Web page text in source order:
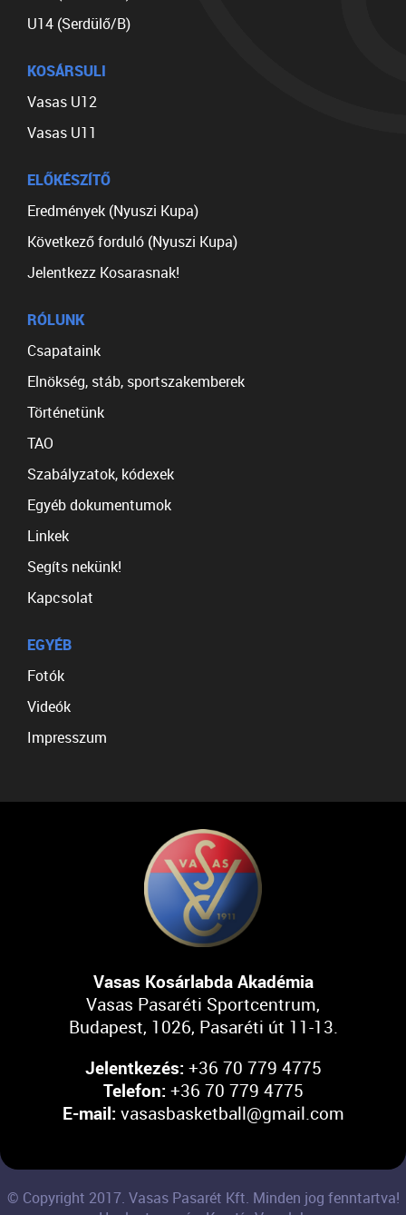
U14 (Serdülő/B)
KOSÁRSULI
Vasas U12
Vasas U11
ELŐKÉSZÍTŐ
Eredmények (Nyuszi Kupa)
Következő forduló (Nyuszi Kupa)
Jelentkezz Kosarasnak!
RÓLUNK
Csapataink
Elnökség, stáb, sportszakemberek
Történetünk
TAO
Szabályzatok, kódexek
Egyéb dokumentumok
Linkek
Segíts nekünk!
Kapcsolat
EGYÉB
Fotók
Videók
Impresszum
Vasas Kosárlabda Akadémia
Vasas Pasaréti Sportcentrum,
Budapest, 1026, Pasaréti út 11-13.
Jelentkezés: +36 70 779 4775
Telefon: +36 70 779 4775
E-mail: vasasbasketball@gmail.com
© Copyright 2017. Vasas Pasarét Kft. Minden jog fenntartva!